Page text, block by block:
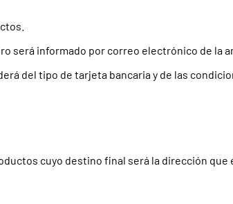
será informado por correo electrónico de la
del tipo de tarjeta bancaria y de las
cuyo destino final será la dirección que